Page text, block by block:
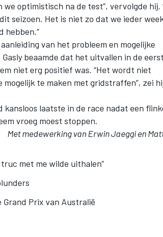
optimistisch na de test”, vervolgde hij.
seizoen. Het is niet zo dat we ieder
hebben.”
van het probleem en mogelijke
beaamde dat het uitvallen in de
niet erg positief was. “Het wordt niet
te maken met gridstraffen”, zei
laatste in de race nadat een
vroeg moest stoppen.
Met medewerking van Erwin Jaeggi en
met me wilde uithalen”
Grand Prix van Australië